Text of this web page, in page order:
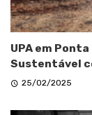
UPA em
Sustentável
25/02/2025